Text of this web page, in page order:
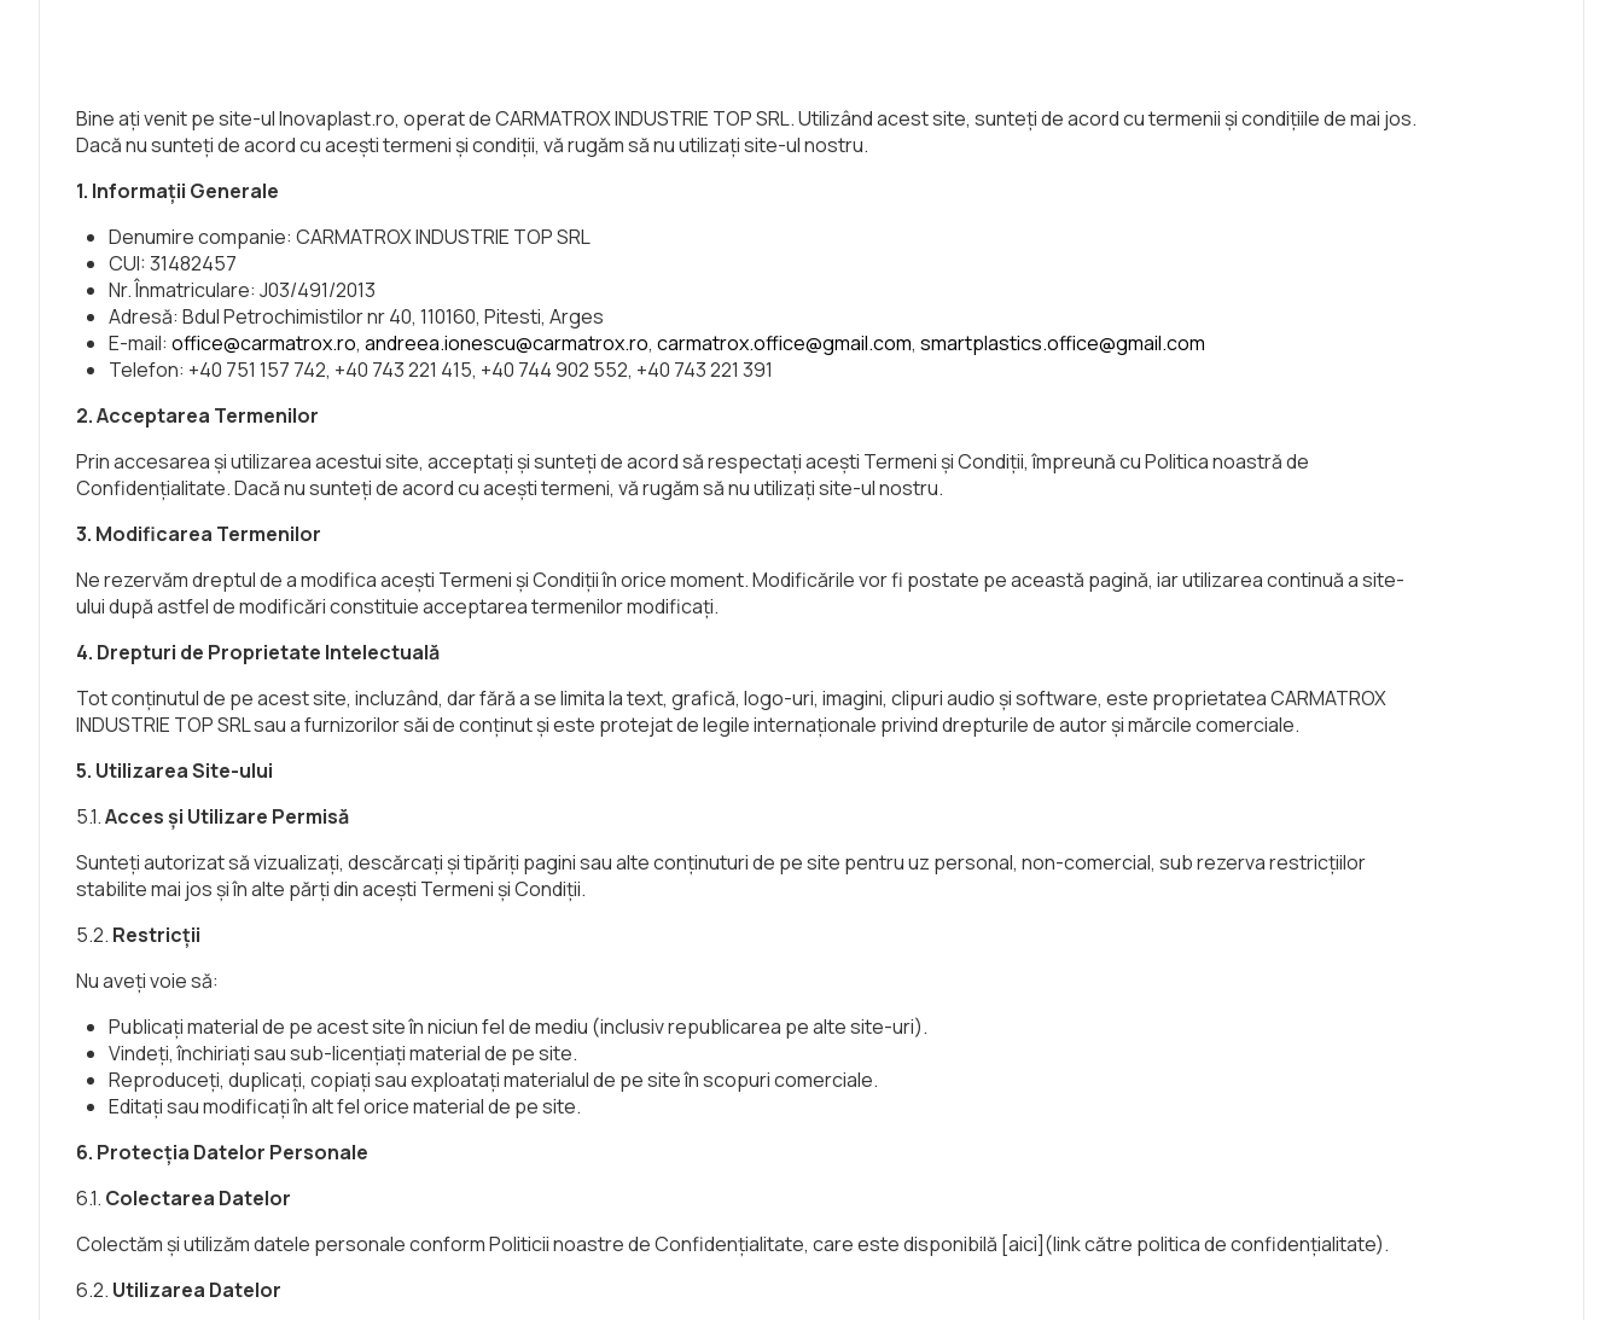
Bine ați venit pe site-ul Inovaplast.ro, operat de CARMATROX INDUSTRIE TOP SRL. Utilizând acest site, sunteți de acord cu termenii și condițiile de mai jos.
Dacă nu sunteți de acord cu acești termeni și condiții, vă rugăm să nu utilizați site-ul nostru.
1. Informații Generale
Denumire companie: CARMATROX INDUSTRIE TOP SRL
CUI: 31482457
Nr. Înmatriculare: J03/491/2013
Adresă: Bdul Petrochimistilor nr 40, 110160, Pitesti, Arges
E-mail:office@carmatrox.ro,andreea.ionescu@carmatrox.ro,carmatrox.office@gmail.com,smartplastics.office@gmail.com
Telefon: +40 751 157 742, +40 743 221 415, +40 744 902 552, +40 743 221 391
2. Acceptarea Termenilor
Prin accesarea și utilizarea acestui site, acceptați și sunteți de acord să respectați acești Termeni și Condiții, împreună cu Politica noastră de
Confidențialitate. Dacă nu sunteți de acord cu acești termeni, vă rugăm să nu utilizați site-ul nostru.
3. Modificarea Termenilor
Ne rezervăm dreptul de a modifica acești Termeni și Condiții în orice moment. Modificările vor fi postate pe această pagină, iar utilizarea continuă a site-
ului după astfel de modificări constituie acceptarea termenilor modificați.
4. Drepturi de Proprietate Intelectuală
Tot conținutul de pe acest site, incluzând, dar fără a se limita la text, grafică, logo-uri, imagini, clipuri audio și software, este proprietatea CARMATROX
INDUSTRIE TOP SRL sau a furnizorilor săi de conținut și este protejat de legile internaționale privind drepturile de autor și mărcile comerciale.
5. Utilizarea Site-ului
5.1.Acces și Utilizare Permisă
Sunteți autorizat să vizualizați, descărcați și tipăriți pagini sau alte conținuturi de pe site pentru uz personal, non-comercial, sub rezerva restricțiilor
stabilite mai jos și în alte părți din acești Termeni și Condiții.
5.2. Restricții
Nu aveți voie să:
Publicați material de pe acest site în niciun fel de mediu (inclusiv republicarea pe alte site-uri).
Vindeți, închiriați sau sub-licențiați material de pe site.
Reproduceți, duplicați, copiați sau exploatați materialul de pe site în scopuri comerciale.
Editați sau modificați în alt fel orice material de pe site.
6. Protecția Datelor Personale
6.1. Colectarea Datelor
Colectăm și utilizăm datele personale conform Politicii noastre de Confidențialitate, care este disponibilă [aici](link către politica de confidențialitate).
6.2. Utilizarea Datelor